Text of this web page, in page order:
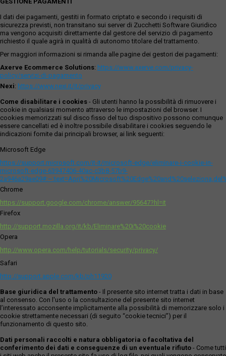
I dati dei pagamenti, gestiti in formato criptato e secondo i requisiti di
sicurezza previsti, non transitano sui server di Zucchetti Software Giuridico
ma vengono acquisiti direttamente dal gestore del servizio di pagamento
richiesto il quale agirà in qualità di autonomo titolare del trattamento.
Per maggiori informazioni si rimanda alle pagine dei gestori dei pagamenti:
Axerve Ecommerce Solutions: https://www.axerve.com/privacy-
policy/servizi-di-pagamento
Nexi: https://www.nexi.it/it/privacy
Come disabilitare i cookies - Gli utenti hanno la possibilità di rimuovere i
cookie in qualsiasi momento attraverso le impostazioni del browser. I
cookies memorizzati sul disco fisso del tuo dispositivo possono comunque
essere cancellati ed è inoltre possibile disabilitare i cookies seguendo le
indicazioni fornite dai principali browser, ai link seguenti:
Microsoft Edge
https://support.microsoft.com/it-it/microsoft-edge/eliminare-i-cookie-in-
microsoft-edge-63947406-40ac-c3b8-57b9-
Chrome
https://support.google.com/chrome/answer/95647?hl=it
Firefox
http://support.mozilla.org/it/kb/Eliminare%20i%20cookie
Opera
http://www.opera.com/help/tutorials/security/privacy/
Safari
http://support.apple.com/kb/ph11920
Base giuridica del trattamento - Il presente sito internet tratta i dati in base
al consenso. Con l'uso o la consultazione del presente sito internet
l’interessato acconsente implicitamente alla possibilità di memorizzare solo i
cookie strettamente necessari (di seguito “cookie tecnici”) per il
funzionamento di questo sito.
Dati personali raccolti e natura obbligatoria o facoltativa del
conferimento dei dati e conseguenze di un eventuale rifiuto - Come tutti